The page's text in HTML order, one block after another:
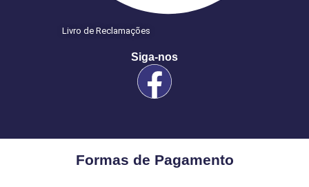
Livro de Reclamações
Siga-nos
Formas de Pagamento